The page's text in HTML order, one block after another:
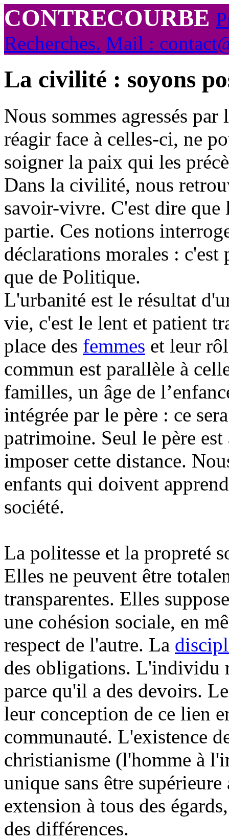
CONTRECOURBE
Recherches. Mail :
La civilité : soyons
Nous sommes agressés
réagir face à celles-ci, ne
soigner la paix qui les
Dans la civilité, nous
savoir-vivre. C'est dire
partie. Ces notions
déclarations morales :
que de Politique.
L'urbanité est le résultat
vie, c'est le lent et patient
place des femmes et leur
commun est parallèle à
familles, un âge de
intégrée par le père : ce
patrimoine. Seul le père est
imposer cette distance.
enfants qui doivent
société.
La politesse et la propreté
Elles ne peuvent être
transparentes. Elles
une cohésion sociale, en
respect de l'autre. La
des obligations. L'individu
parce qu'il a des devoirs.
leur conception de ce lien
communauté. L'existence
christianisme (l'homme à
unique sans être
extension à tous des
des différences.